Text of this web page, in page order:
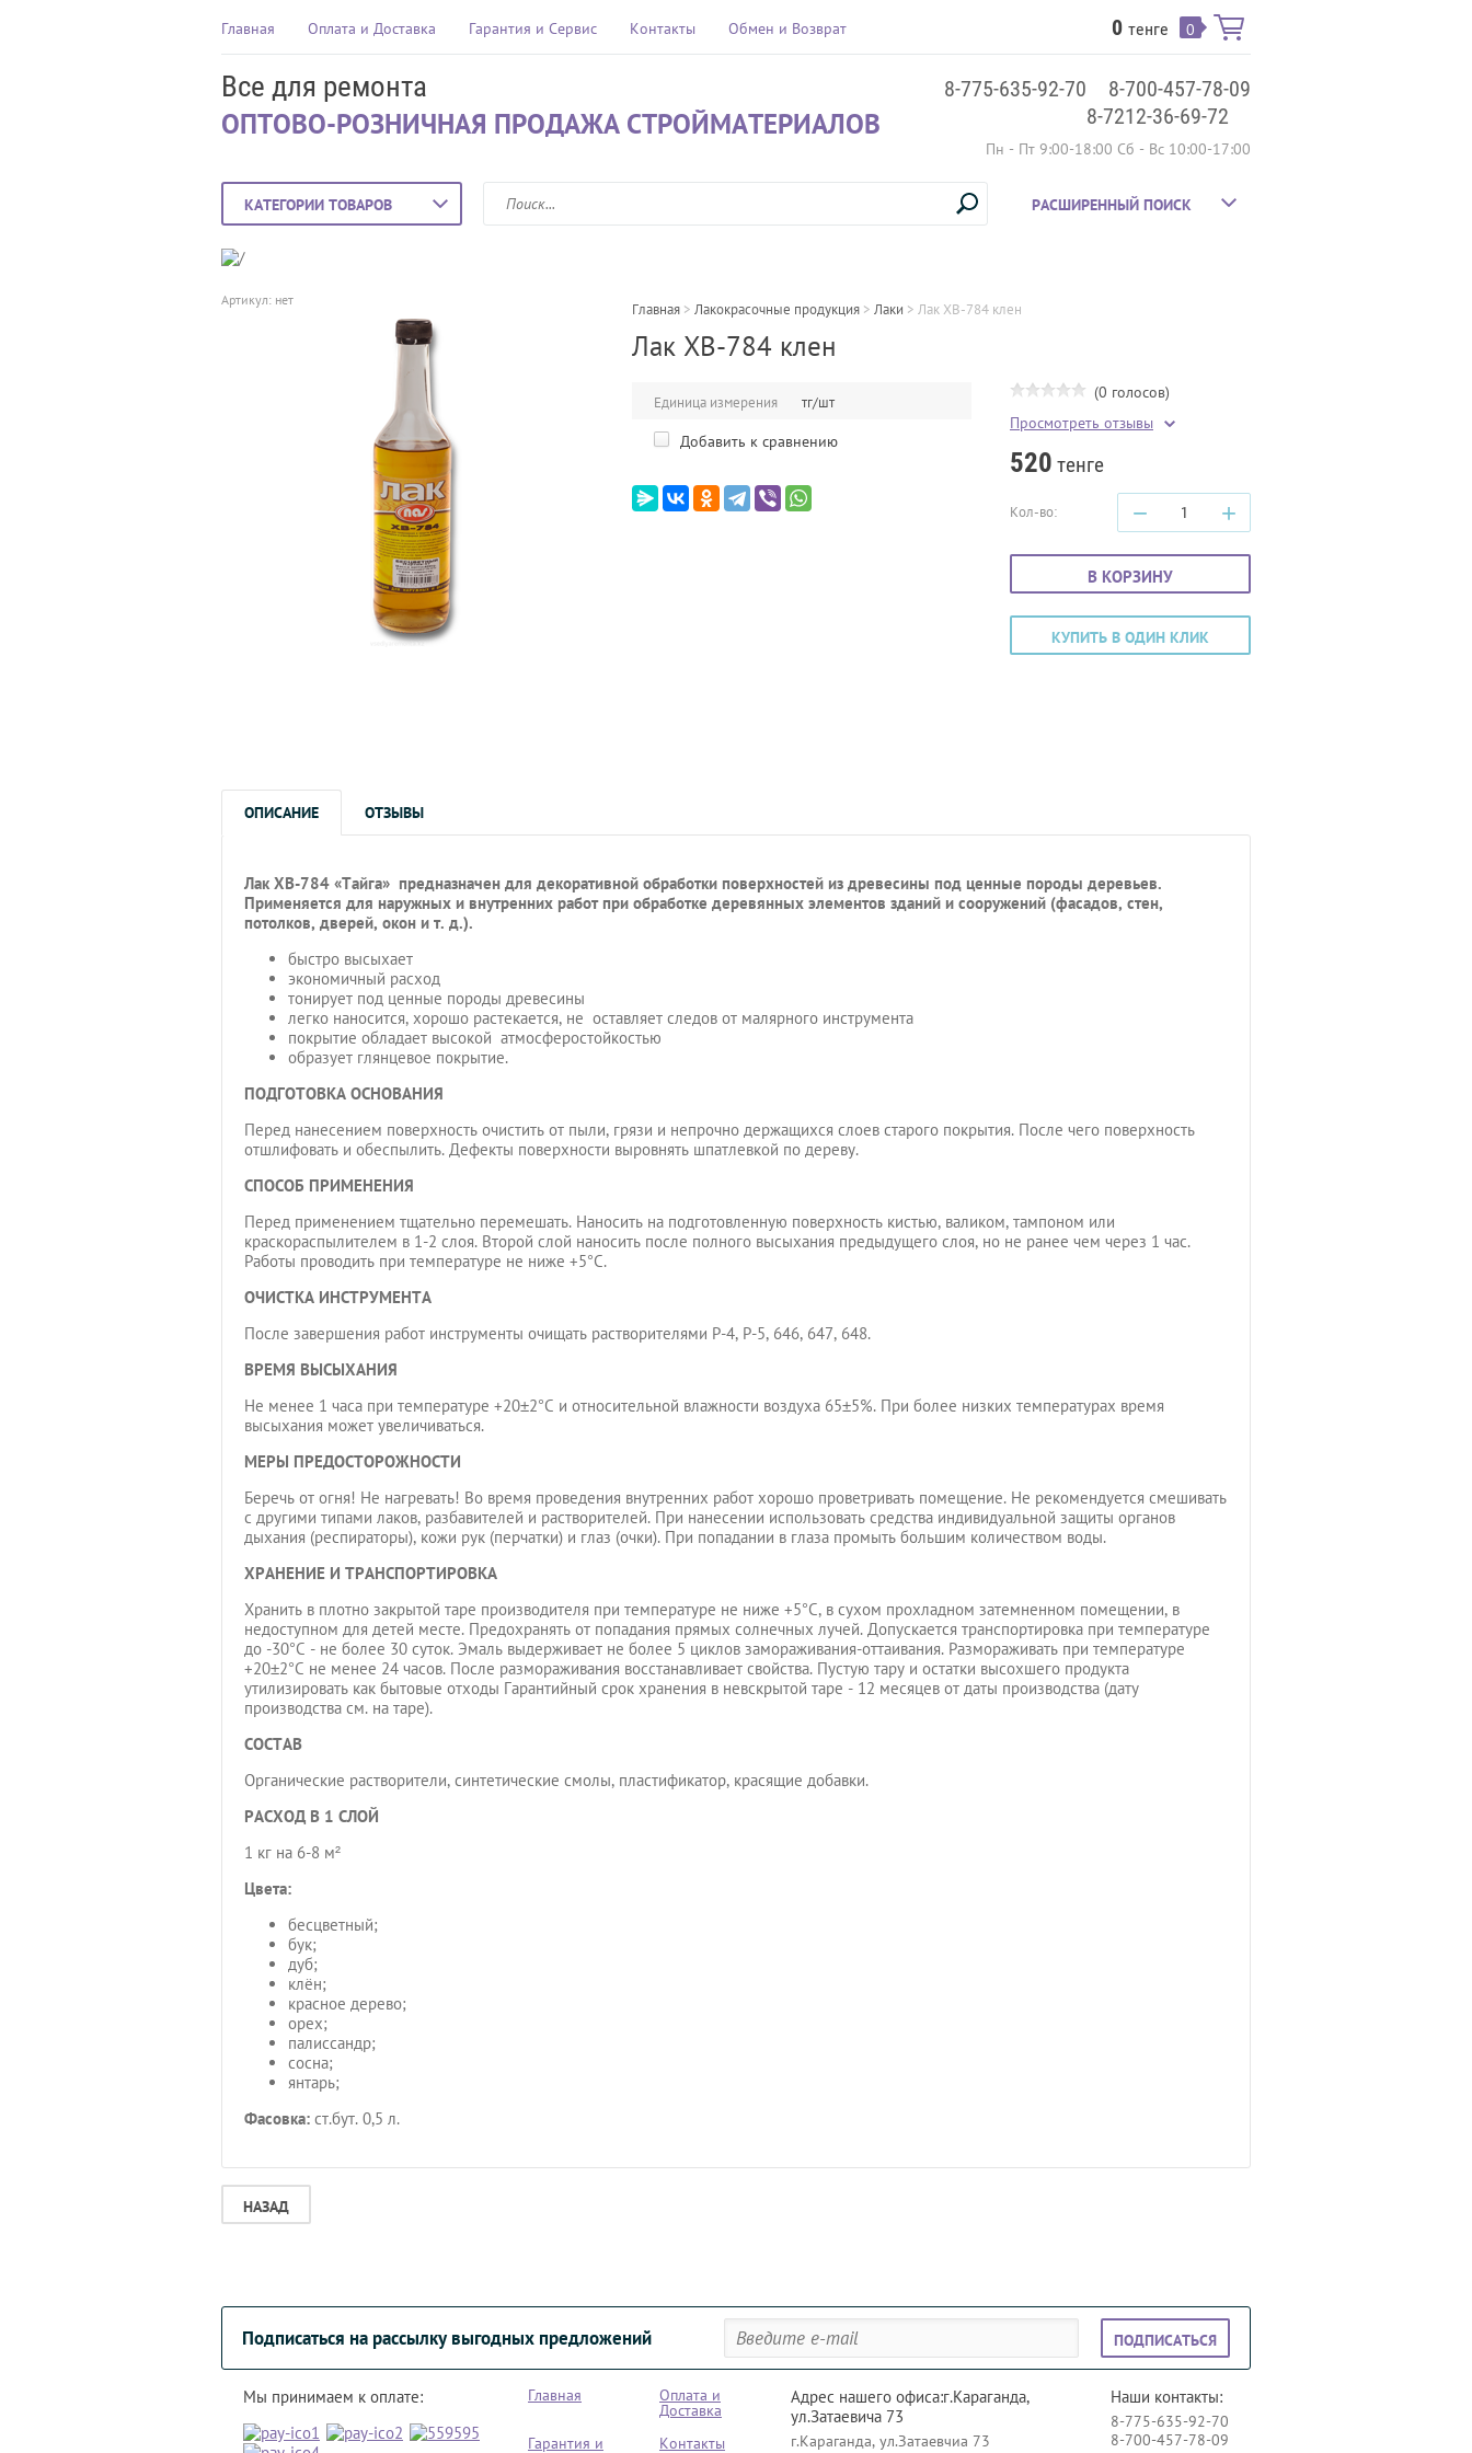
Главная Оплата и Доставка Гарантия и Сервис Контакты Обмен и Возврат 0 тенге 0
Все для ремонта
ОПТОВО-РОЗНИЧНАЯ ПРОДАЖА СТРОЙМАТЕРИАЛОВ
8-775-635-92-70
8-700-457-78-09
8-7212-36-69-72
Пн - Пт 9:00-18:00 Сб - Вс 10:00-17:00
КАТЕГОРИИ ТОВАРОВ РАСШИРЕННЫЙ ПОИСК
Главная > Лакокрасочные продукция > Лаки > Лак ХВ-784 клен
Лак ХВ-784 клен
Артикул: нет
Единица измерения тг/шт
Добавить к сравнению
(0 голосов)
Просмотреть отзывы
520 тенге
Кол-во: − +
В КОРЗИНУ
КУПИТЬ В ОДИН КЛИК
ОПИСАНИЕ ОТЗЫВЫ
Лак ХВ-784 «Тайга» предназначен для декоративной обработки поверхностей из древесины под ценные породы деревьев.
Применяется для наружных и внутренних работ при обработке деревянных элементов зданий и сооружений (фасадов, стен,
потолков, дверей, окон и т. д.).
быстро высыхает
экономичный расход
тонирует под ценные породы древесины
легко наносится, хорошо растекается, не оставляет следов от малярного инструмента
покрытие обладает высокой атмосферостойкостью
образует глянцевое покрытие.
ПОДГОТОВКА ОСНОВАНИЯ
Перед нанесением поверхность очистить от пыли, грязи и непрочно держащихся слоев старого покрытия. После чего поверхность
отшлифовать и обеспылить. Дефекты поверхности выровнять шпатлевкой по дереву.
СПОСОБ ПРИМЕНЕНИЯ
Перед применением тщательно перемешать. Наносить на подготовленную поверхность кистью, валиком, тампоном или
краскораспылителем в 1-2 слоя. Второй слой наносить после полного высыхания предыдущего слоя, но не ранее чем через 1 час.
Работы проводить при температуре не ниже +5°С.
ОЧИСТКА ИНСТРУМЕНТА
После завершения работ инструменты очищать растворителями Р-4, Р-5, 646, 647, 648.
ВРЕМЯ ВЫСЫХАНИЯ
Не менее 1 часа при температуре +20±2°С и относительной влажности воздуха 65±5%. При более низких температурах время
высыхания может увеличиваться.
МЕРЫ ПРЕДОСТОРОЖНОСТИ
Беречь от огня! Не нагревать! Во время проведения внутренних работ хорошо проветривать помещение. Не рекомендуется смешивать
с другими типами лаков, разбавителей и растворителей. При нанесении использовать средства индивидуальной защиты органов
дыхания (респираторы), кожи рук (перчатки) и глаз (очки). При попадании в глаза промыть большим количеством воды.
ХРАНЕНИЕ И ТРАНСПОРТИРОВКА
Хранить в плотно закрытой таре производителя при температуре не ниже +5°С, в сухом прохладном затемненном помещении, в
недоступном для детей месте. Предохранять от попадания прямых солнечных лучей. Допускается транспортировка при температуре
до -30°С - не более 30 суток. Эмаль выдерживает не более 5 циклов замораживания-оттаивания. Размораживать при температуре
+20±2°С не менее 24 часов. После размораживания восстанавливает свойства. Пустую тару и остатки высохшего продукта
утилизировать как бытовые отходы Гарантийный срок хранения в невскрытой таре - 12 месяцев от даты производства (дату
производства см. на таре).
СОСТАВ
Органические растворители, синтетические смолы, пластификатор, красящие добавки.
РАСХОД В 1 СЛОЙ
1 кг на 6-8 м²
Цвета:
бесцветный;
бук;
дуб;
клён;
красное дерево;
орех;
палиссандр;
сосна;
янтарь;
Фасовка: ст.бут. 0,5 л.
НАЗАД
Подписаться на рассылку выгодных предложений ПОДПИСАТЬСЯ
Мы принимаем к оплате: Главная Оплата и
Доставка
Гарантия и
Контакты
Адрес нашего офиса:г.Караганда,
ул.Затаевича 73
г.Караганда, ул.Затаевчиа 73
Наши контакты:
8-775-635-92-70
8-700-457-78-09